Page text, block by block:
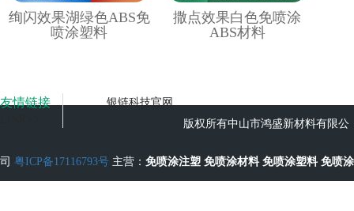
绚闪效果湖绿色ABS免
喷涂塑料
撒点效果白色免喷涂
ABS材料
友情链接
银链科技官网
版权所有中山市鸿盛新材料有限公
司 粤ICP备17116793号 主营： 免喷涂注塑 免喷涂材料 免喷涂塑料 免喷涂